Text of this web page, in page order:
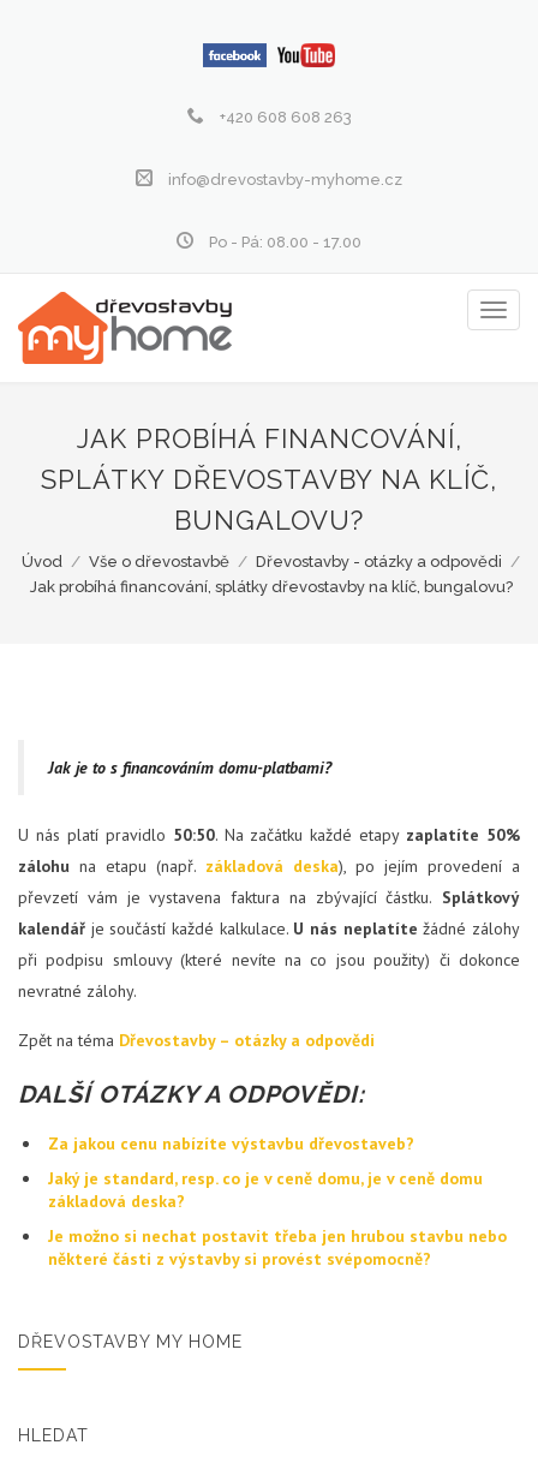
+420 608 608 263
info@drevostavby-myhome.cz
Po - Pá: 08.00 - 17.00
menu
JAK PROBÍHÁ FINANCOVÁNÍ,
SPLÁTKY DŘEVOSTAVBY NA KLÍČ,
BUNGALOVU?
Úvod / Vše o dřevostavbě / Dřevostavby - otázky a odpovědi /
Jak probíhá financování, splátky dřevostavby na klíč, bungalovu?
Jak je to s financováním domu-platbami?
U nás platí pravidlo 50:50. Na začátku každé etapy zaplatíte 50%
zálohu na etapu (např. základová deska), po jejím provedení a
převzetí vám je vystavena faktura na zbývající částku. Splátkový
kalendář je součástí každé kalkulace. U nás neplatíte žádné zálohy
při podpisu smlouvy (které nevíte na co jsou použity) či dokonce
nevratné zálohy.
Zpět na téma Dřevostavby – otázky a odpovědi
DALŠÍ OTÁZKY A ODPOVĚDI:
Za jakou cenu nabízíte výstavbu dřevostaveb?
Jaký je standard, resp. co je v ceně domu, je v ceně domu
základová deska?
Je možno si nechat postavit třeba jen hrubou stavbu nebo
některé části z výstavby si provést svépomocně?
DŘEVOSTAVBY MY HOME
HLEDAT